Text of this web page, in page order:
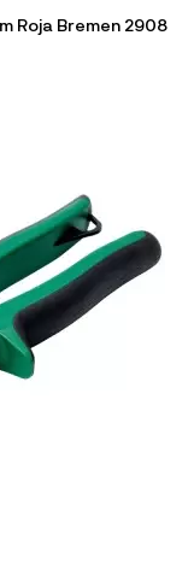
Roja Bremen 2908